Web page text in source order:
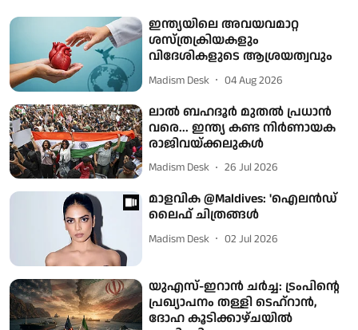
ഇന്ത്യയിലെ അവയവമാറ്റ
ശസ്ത്രക്രിയകളും
വിദേശികളുടെ ആശ്രയത്വവും
Madism Desk 04 Aug 2026
ലാൽ ബഹദൂർ മുതൽ പ്രധാൻ
വരെ... ഇന്ത്യ കണ്ട നിർണായക
രാജിവയ്ക്കലുകൾ
Madism Desk 26 Jul 2026
മാളവിക @Maldives: 'ഐലൻഡ്
ലൈഫ് ചിത്രങ്ങൾ
Madism Desk 02 Jul 2026
യുഎസ്-ഇറാൻ ചർച്ച: ട്രംപിന്റെ
പ്രഖ്യാപനം തള്ളി ടെഹ്റാൻ,
ദോഹ കൂടിക്കാഴ്ചയിൽ